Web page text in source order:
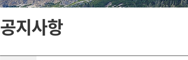
공지사항